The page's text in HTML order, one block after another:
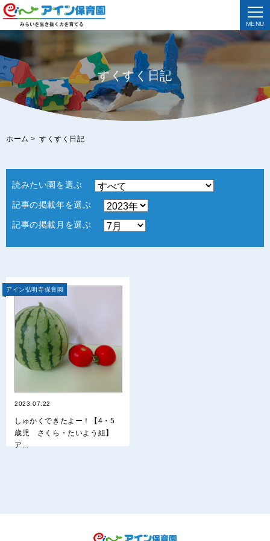
MENU
すくすく日記
ホーム > すくすく日記
読みたい園を選ぶ
記事の掲載年を選ぶ
記事の掲載月を選ぶ
アイン弘明寺保育園
2023.07.22
しゅかくできたよー！【4・5
歳児 さくら・たいよう組】
ア...